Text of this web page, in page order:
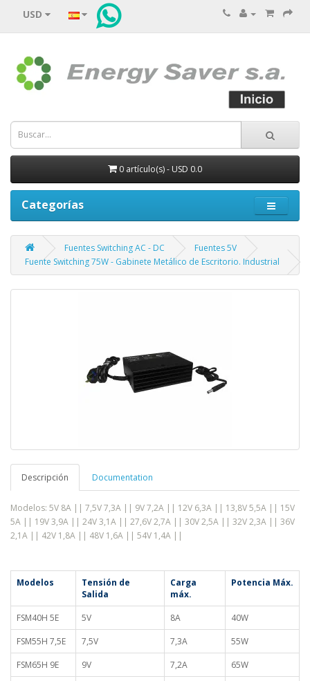
USD
0 artículo(s) - USD 0.0
Categorías
Fuentes Switching AC - DC
Fuentes 5V
Fuente Switching 75W - Gabinete Metálico de Escritorio. Industrial
Descripción Documentation
Modelos: 5V 8A || 7,5V 7,3A || 9V 7,2A || 12V 6,3A || 13,8V 5,5A || 15V
5A || 19V 3,9A || 24V 3,1A || 27,6V 2,7A || 30V 2,5A || 32V 2,3A || 36V
2,1A || 42V 1,8A || 48V 1,6A || 54V 1,4A ||
Modelos
Tensión de
Salida
Carga
máx.
Potencia Máx.
FSM40H 5E 5V 8A
40W
FSM55H 7,5E
7,5V 7,3A
55W
FSM65H 9E
9V 7,2A
65W